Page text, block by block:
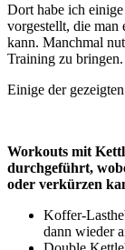
Dort habe ich
vorgestellt, die man
kann. Manchmal
Training zu bringen.
Einige der
Workouts mit
durchgeführt,
oder verkürzen
Koffer-
dann wieder